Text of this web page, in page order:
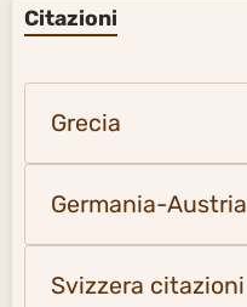
Citazioni
Grecia
Germania-Austria
Svizzera citazioni